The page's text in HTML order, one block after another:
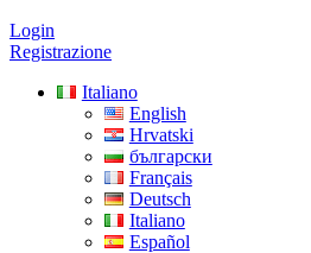
Login
Registrazione
Italiano
English
Hrvatski
български
Français
Deutsch
Italiano
Español